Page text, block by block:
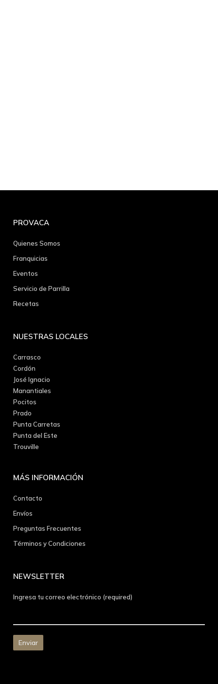
PROVACA
Quienes Somos
Franquicias
Eventos
Servicio de Parrilla
Recetas
NUESTRAS LOCALES
Carrasco
Cordón
José Ignacio
Manantiales
Pocitos
Prado
Punta Carretas
Punta del Este
Trouville
MÁS INFORMACIÓN
Contacto
Envíos
Preguntas Frecuentes
Términos y Condiciones
NEWSLETTER
Ingresa tu correo electrónico (required)